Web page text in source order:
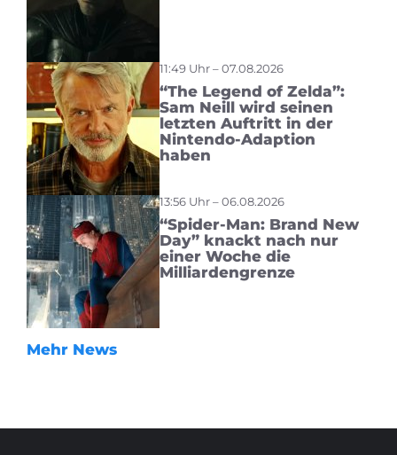
11:49 Uhr – 07.08.2026
“The Legend of Zelda”:
Sam Neill wird seinen
letzten Auftritt in der
Nintendo-Adaption
haben
13:56 Uhr – 06.08.2026
“Spider-Man: Brand New
Day” knackt nach nur
einer Woche die
Milliardengrenze
Mehr News